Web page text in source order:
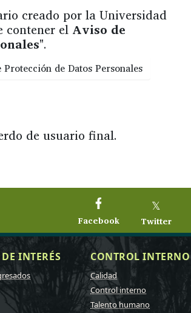
creado por la Universidad
contener el Aviso de
".
de Datos Personales
de usuario final.
Facebook
𝕏
Twitter
INTERÉS CONTROL INTERNO
Calidad
Control interno
Talento humano